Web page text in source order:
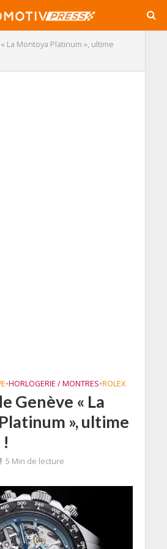
La Montoya Platinum », ultime
•HORLOGERIE / MONTRES•ROLEX
Genève « La
», ultime
5 Min de lecture